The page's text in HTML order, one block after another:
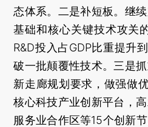
态体系。二是补短板。继
基础和核心关键技术攻关
R&D投入占GDP比重提升
破一批颠覆性技术。三是
新走廊规划要求，做强做
核心科技产业创新平台，
服务业合作区等15个创新